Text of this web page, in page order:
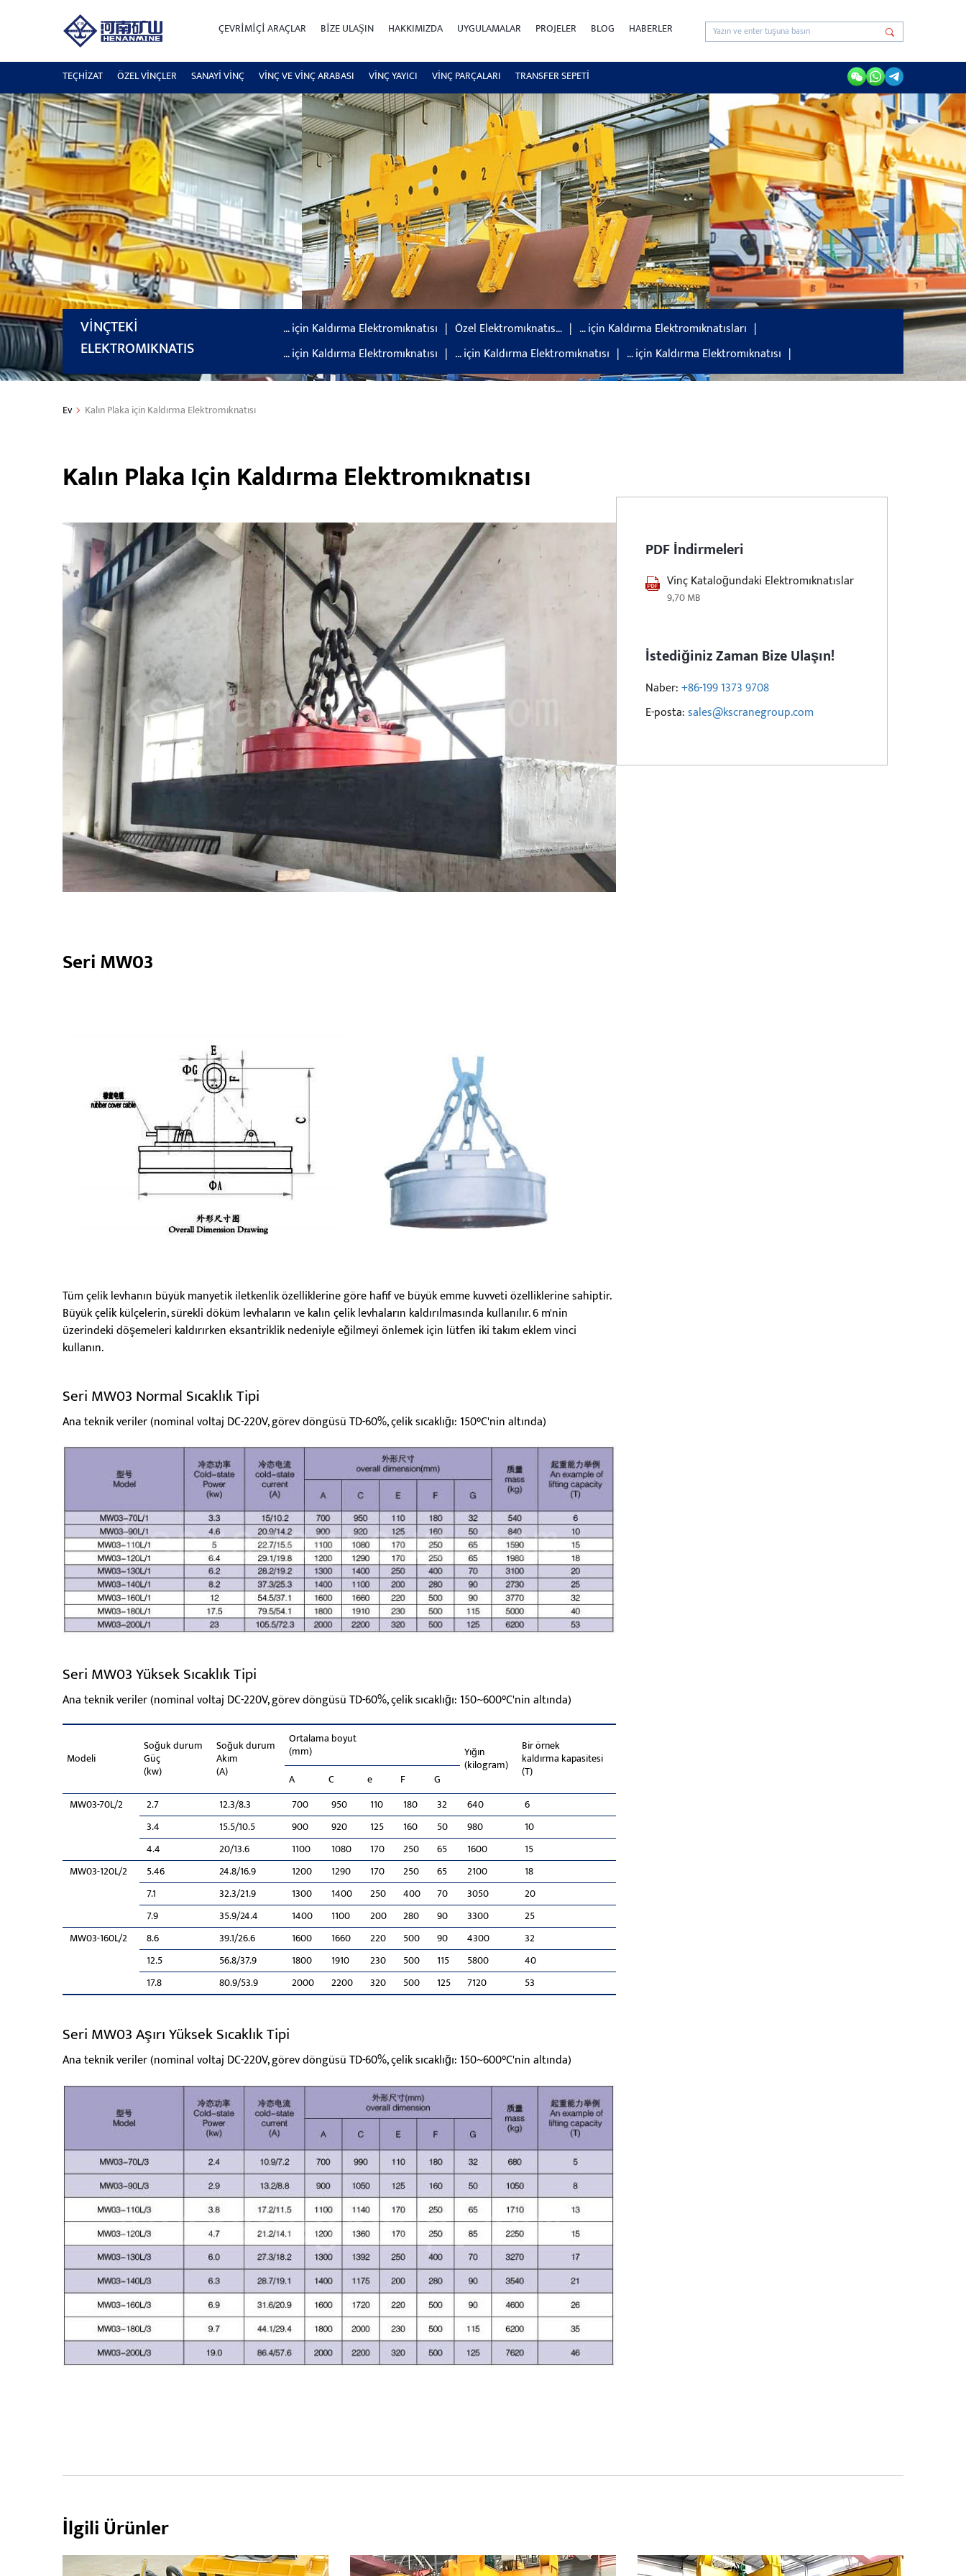
ÇEVRIMIÇI ARAÇLAR BIZE ULAŞIN HAKKIMIZDA UYGULAMALAR PROJELER BLOG HABERLER
TEÇHİZAT ÖZEL VINÇLER SANAYI VINÇ VINÇ VE VINÇ ARABASI VİNÇ YAYICI VİNÇ PARÇALARI TRANSFER SEPETI
VINÇTEKI
ELEKTROMIKNATIS
… için Kaldırma Elektromıknatısı Özel Elektromıknatıs…
… için Kaldırma Elektromıknatısları
… için Kaldırma Elektromıknatısı
… için Kaldırma Elektromıknatısı … için Kaldırma Elektromıknatısı
Ev Kalın Plaka için Kaldırma Elektromıknatısı
Kalın Plaka Için Kaldırma Elektromıknatısı
Seri MW03
Tüm çelik levhanın büyük manyetik iletkenlik özelliklerine göre hafif ve büyük emme kuvveti özelliklerine sahiptir.
Büyük çelik külçelerin, sürekli döküm levhaların ve kalın çelik levhaların kaldırılmasında kullanılır. 6 m'nin
üzerindeki döşemeleri kaldırırken eksantriklik nedeniyle eğilmeyi önlemek için lütfen iki takım eklem vinci
kullanın.
Seri MW03 Normal Sıcaklık Tipi
Ana teknik veriler (nominal voltaj DC-220V, görev döngüsü TD-60%, çelik sıcaklığı: 150°C'nin altında)
Seri MW03 Yüksek Sıcaklık Tipi
Ana teknik veriler (nominal voltaj DC-220V, görev döngüsü TD-60%, çelik sıcaklığı: 150~600°C'nin altında)
Modeli
Soğuk durum
Güç
(kw)
Soğuk durum
Akım
(A)
Ortalama boyut
(mm) Yığın
(kilogram)
Bir örnek
kaldırma kapasitesi
(T)
A C e F
G
MW03-70L/2
2.7 12.3/8.3 700 950 110 180 32 640
6
3.4
15.5/10.5 900 920 125 160 50 980
10
4.4
20/13.6 1100 1080 170 250 65 1600
15
MW03-120L/2
5.46 24.8/16.9 1200 1290 170 250 65 2100
18
7.1
32.3/21.9 1300 1400 250 400 70 3050
20
7.9
35.9/24.4 1400 1100 200 280 90 3300
25
MW03-160L/2
8.6 39.1/26.6 1600 1660 220 500 90 4300
32
12.5
56.8/37.9 1800 1910 230 500 115 5800
40
17.8
80.9/53.9 2000 2200 320 500 125 7120 53
Seri MW03 Aşırı Yüksek Sıcaklık Tipi
Ana teknik veriler (nominal voltaj DC-220V, görev döngüsü TD-60%, çelik sıcaklığı: 150~600°C'nin altında)
PDF İndirmeleri
Vinç Kataloğundaki Elektromıknatıslar
9,70 MB
İstediğiniz Zaman Bize Ulaşın!
Naber:+86-199 1373 9708
E-posta:sales@kscranegroup.com
İlgili Ürünler